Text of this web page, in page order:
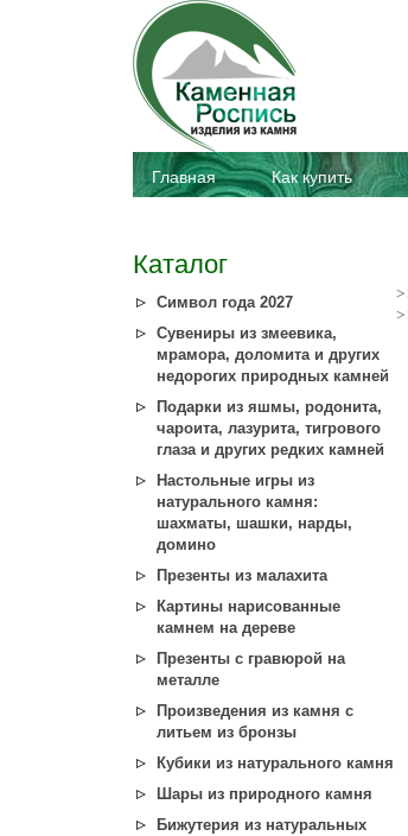
Главная Как купить
Каталог
Символ года 2027
Сувениры из змеевика,
мрамора, доломита и других
недорогих природных камней
Подарки из яшмы, родонита,
чароита, лазурита, тигрового
глаза и других редких камней
Настольные игры из
натурального камня:
шахматы, шашки, нарды,
домино
Презенты из малахита
Картины нарисованные
камнем на дереве
Презенты с гравюрой на
металле
Произведения из камня с
литьем из бронзы
Кубики из натурального камня
Шары из природного камня
Бижутерия из натуральных